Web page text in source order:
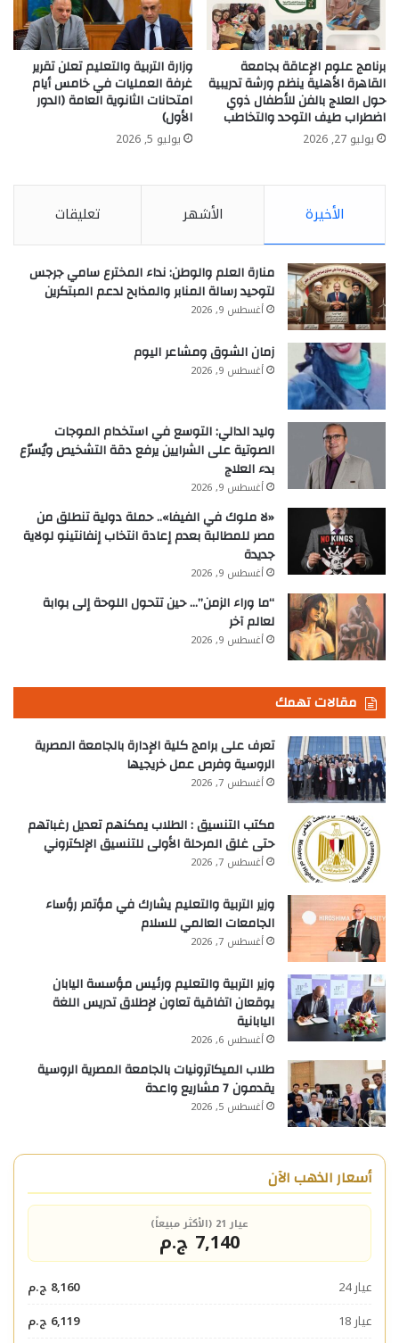
برنامج علوم الإعاقة بجامعة
القاهرة الأهلية ينظم ورشة تدريبية
حول العلاج بالفن للأطفال ذوي
اضطراب طيف التوحد والتخاطب
يوليو 27, 2026
وزارة التربية والتعليم تعلن تقرير
غرفة العمليات في خامس أيام
امتحانات الثانوية العامة (الدور
الأول)
يوليو 5, 2026
الأخيرة الأشهر تعليقات
منارة العلم والوطن: نداء المخترع سامي جرجس
لتوحيد رسالة المنابر والمذابح لدعم المبتكرين
أغسطس 9, 2026
زمان الشوق ومشاعر اليوم
أغسطس 9, 2026
وليد الدالي: التوسع في استخدام الموجات
الصوتية على الشرايين يرفع دقة التشخيص ويُسرّع
بدء العلاج
أغسطس 9, 2026
«لا ملوك في الفيفا».. حملة دولية تنطلق من
مصر للمطالبة بعدم إعادة انتخاب إنفانتينو لولاية
جديدة
أغسطس 9, 2026
“ما وراء الزمن”… حين تتحول اللوحة إلى بوابة
لعالم آخر
أغسطس 9, 2026
مقالات تهمك
تعرف على برامج كلية الإدارة بالجامعة المصرية
الروسية وفرص عمل خريجيها
أغسطس 7, 2026
مكتب التنسيق : الطلاب يمكنهم تعديل رغباتهم
حتى غلق المرحلة الأولى للتنسيق الإلكتروني
أغسطس 7, 2026
وزير التربية والتعليم يشارك في مؤتمر رؤساء
الجامعات العالمي للسلام
أغسطس 7, 2026
وزير التربية والتعليم ورئيس مؤسسة اليابان
يوقعان اتفاقية تعاون لإطلاق تدريس اللغة
اليابانية
أغسطس 6, 2026
طلاب الميكاترونيات بالجامعة المصرية الروسية
يقدمون 7 مشاريع واعدة
أغسطس 5, 2026
أسعار الذهب الآن
عيار 21 (الأكثر مبيعاً)
7,140 ج.م
عيار 24
8,160 ج.م
عيار 18
6,119 ج.م